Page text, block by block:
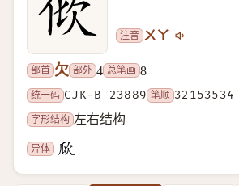
注音 ㄨㄚ
部首 欠 部外 4 总笔画 8
统一码 CJK-B 23889 笔顺 32153534
字形结构 左右结构
异体